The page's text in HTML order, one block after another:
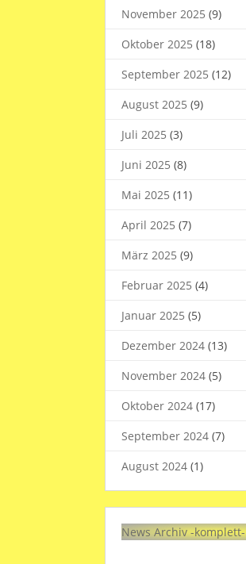
November 2025 (9)
Oktober 2025 (18)
September 2025 (12)
August 2025 (9)
Juli 2025 (3)
Juni 2025 (8)
Mai 2025 (11)
April 2025 (7)
März 2025 (9)
Februar 2025 (4)
Januar 2025 (5)
Dezember 2024 (13)
November 2024 (5)
Oktober 2024 (17)
September 2024 (7)
August 2024 (1)
News Archiv -komplett-